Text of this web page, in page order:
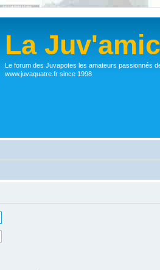
La
Le forum des Juvapotes les amateurs passionnés
www.juvaquatre.fr since 1998